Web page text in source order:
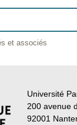
et associés
Université
200 avenue
92001